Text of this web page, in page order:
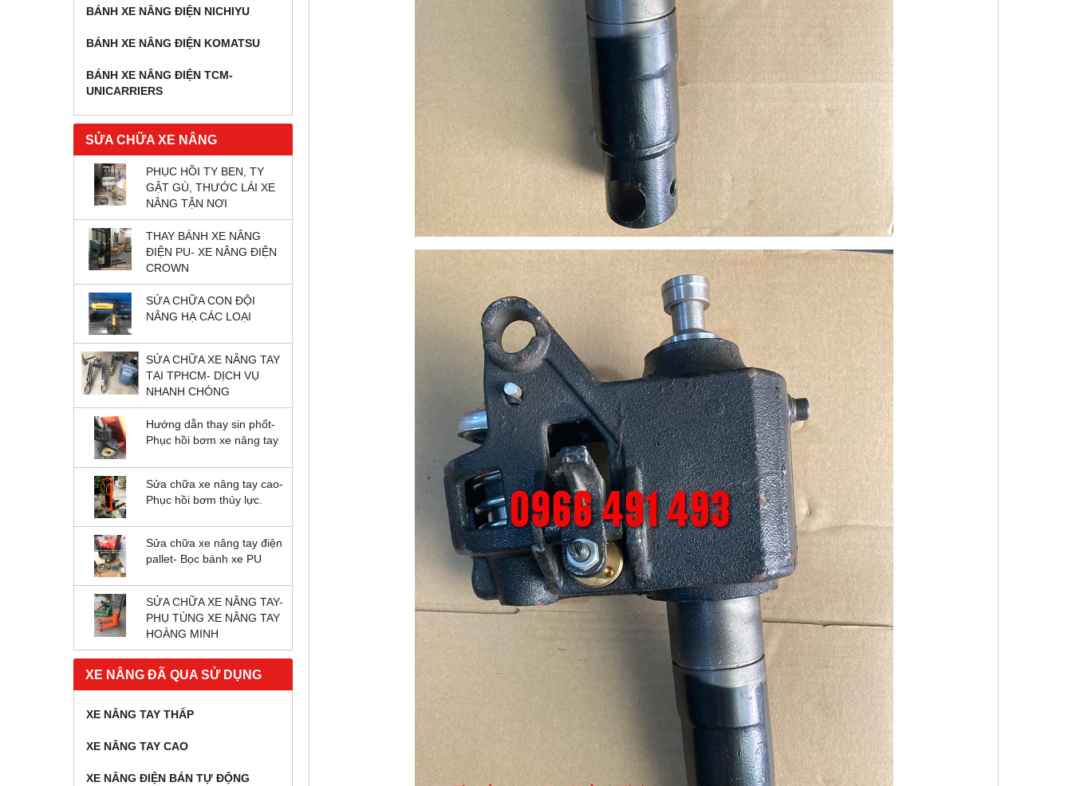
BÁNH XE NÂNG ĐIỆN NICHIYU
BÁNH XE NÂNG ĐIỆN KOMATSU
BÁNH XE NÂNG ĐIỆN TCM-
UNICARRIERS
SỬA CHỮA XE NÂNG
PHỤC HỒI TY BEN, TY
GẬT GÙ, THƯỚC LÁI XE
NÂNG TẬN NƠI
THAY BÁNH XE NÂNG
ĐIỆN PU- XE NÂNG ĐIỆN
CROWN
SỬA CHỮA CON ĐỘI
NÂNG HẠ CÁC LOẠI
SỬA CHỮA XE NÂNG TAY
TẠI TPHCM- DỊCH VỤ
NHANH CHÓNG
Hướng dẫn thay sin phốt-
Phục hồi bơm xe nâng tay
Sửa chữa xe nâng tay cao-
Phục hồi bơm thủy lực.
Sửa chữa xe nâng tay điện
pallet- Bọc bánh xe PU
SỬA CHỮA XE NÂNG TAY-
PHỤ TÙNG XE NÂNG TAY
HOÀNG MINH
XE NÂNG ĐÃ QUA SỬ DỤNG
XE NÂNG TAY THẤP
XE NÂNG TAY CAO
XE NÂNG ĐIỆN BÁN TỰ ĐỘNG